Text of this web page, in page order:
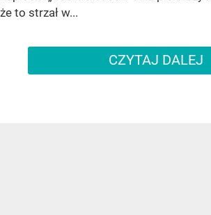
że to strzał w...
CZYTAJ DALEJ